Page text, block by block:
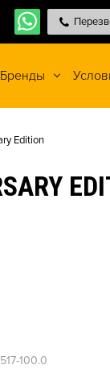
Бренды
Edition
100.0